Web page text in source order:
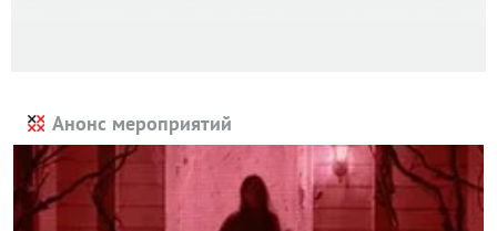
Анонс мероприятий